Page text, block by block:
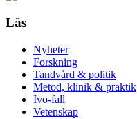
Läs
Nyheter
Forskning
Tandvård & politik
Metod, klinik & praktik
Ivo-fall
Vetenskap